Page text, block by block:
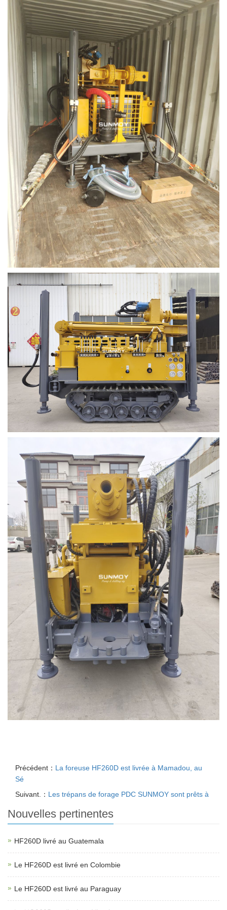
Précédent： La foreuse HF260D est livrée à Mamadou, au
Sé
Suivant.： Les trépans de forage PDC SUNMOY sont prêts à
Nouvelles pertinentes
HF260D livré au Guatemala
Le HF260D est livré en Colombie
Le HF260D est livré au Paraguay